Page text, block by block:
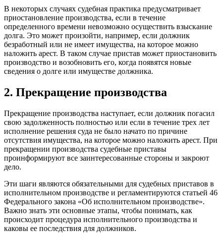
В некоторых случаях судебная практика предусматривает
приостановление производства, если в течение
определенного времени невозможно осуществить взыскание
долга. Это может произойти, например, если должник
безработный или не имеет имущества, на которое можно
наложить арест. В таком случае пристав может приостановить
производство и возобновить его, когда появятся новые
сведения о долге или имуществе должника.
2. Прекращение производства
Прекращение производства наступает, если должник погасил
свою задолженность полностью или если в течение трех лет
исполнение решения суда не было начато по причине
отсутствия имущества, на которое можно наложить арест. При
прекращении производства судебные приставы
проинформируют все заинтересованные стороны и закроют
дело.
Эти шаги являются обязательными для судебных приставов в
исполнительном производстве и регламентируются статьей 46
Федерального закона «Об исполнительном производстве».
Важно знать эти основные этапы, чтобы понимать, как
происходит процедура исполнительного производства и
каковы ее последствия для должников.